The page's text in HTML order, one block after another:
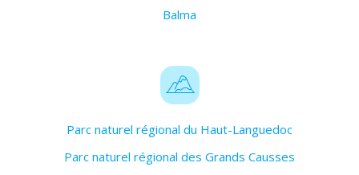
Balma
Parc naturel régional du Haut-Languedoc
Parc naturel régional des Grands Causses